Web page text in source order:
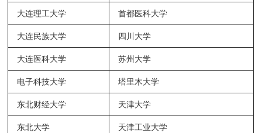
大连理工大学 首都医科大学
大连民族大学 四川大学
大连医科大学 苏州大学
电子科技大学 塔里木大学
东北财经大学 天津大学
东北大学 天津工业大学